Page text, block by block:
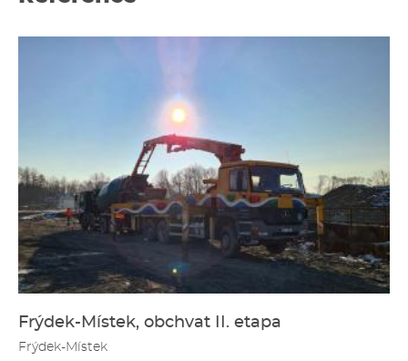
Frýdek-Místek, obchvat II. etapa
Frýdek-Místek